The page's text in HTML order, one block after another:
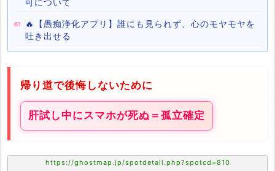
可について
🔥【愚痴浄化アプリ】誰にも見られず、心のモヤモヤを
吐き出せる
帰り道で後悔しないために
肝試し中にスマホが死ぬ＝孤立確定
https://ghostmap.jp/spotdetail.php?spotcd=810